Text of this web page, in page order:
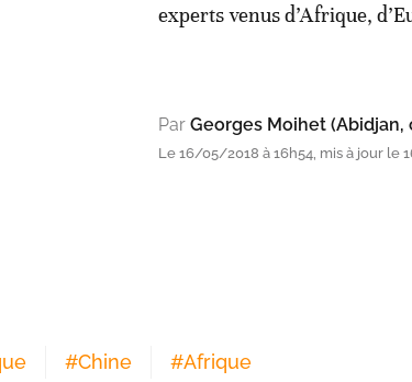
experts venus d’Afrique,
Par Georges Moihet (Abidjan,
Le 16/05/2018 à 16h54, mis à jour le
#Chine #Afrique